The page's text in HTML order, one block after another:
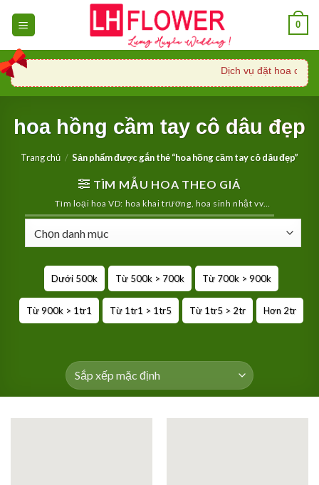
0
Dịch vụ đặt hoa
hoa hồng cầm tay cô dâu đẹp
Trang chủ / Sản phẩm được gắn thẻ “hoa hồng cầm tay cô dâu đẹp”
TÌM MẪU HOA THEO GIÁ
Tìm loại hoa VD: hoa khai trương, hoa sinh nhật vv…
Dưới 500k Từ 500k > 700k Từ 700k > 900k
Từ 900k > 1tr1 Từ 1tr1 > 1tr5 Từ 1tr5 > 2tr Hơn 2tr